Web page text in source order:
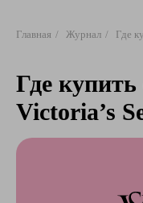
Главная / Журнал / Где
Где
Victoria’s